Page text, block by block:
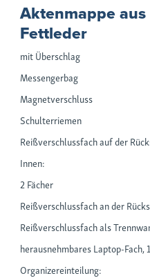
Aktenmappe
Fettleder
mit Überschlag
Messengerbag
Magnetverschluss
Schulterriemen
Reißverschlussfach auf der
Innen:
2 Fächer
Reißverschlussfach an der
Reißverschlussfach als
herausnehmbares Laptop-Fach,
Organizereinteilung: